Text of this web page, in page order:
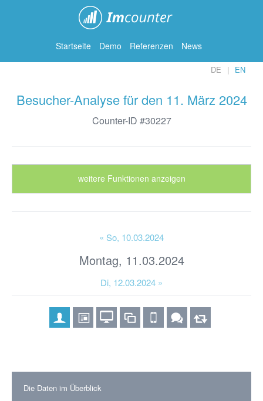
Startseite Demo Referenzen News
DE EN
Besucher-Analyse für den 11. März 2024
Counter-ID #30227
weitere Funktionen anzeigen
« So, 10.03.2024
Montag, 11.03.2024
Di, 12.03.2024 »
Die Daten im Überblick